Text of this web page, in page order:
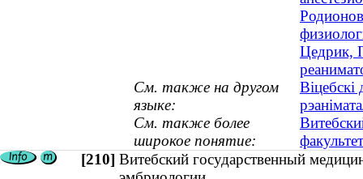
Цедрик,
См. также на другом
языке:
Віцебскі
См. также более
широкое понятие:
факультет
[210] Витебский государственный